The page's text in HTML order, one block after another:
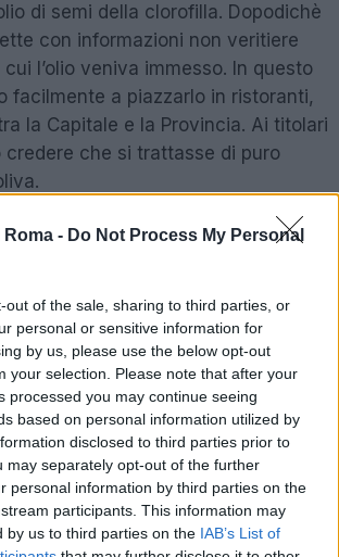
Roma - Do Not Process My Personal
out of the sale, sharing to third parties, or
personal or sensitive information for
by us, please use the below opt-out
your selection. Please note that after your
processed you may continue seeing
based on personal information utilized by
disclosed to third parties prior to
may separately opt-out of the further
personal information by third parties on the
participants. This information may
by us to third parties on the IAB’s List of
di semi della clorofilla. Dopodichè
con informazioni non veritiere
l’olio veniva immesso. In questo
facilmente a piazzarlo in ristoranti,
la Capitale e la Provincia. Ai titolari
che si trattasse di puro
attesa di essere contaminato,
insieme ad altri prodotti
euro, è finita anch’essa sotto
delle forze dell’ordine. Al
invece comminata una denuncia:
tra le altre cose, anche di aver
elettrica.
INTERESSARTI
squalo attacca un